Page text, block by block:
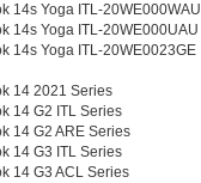
14s Yoga ITL-20WE000WAU
14s Yoga ITL-20WE000UAU
14s Yoga ITL-20WE0023GE
14 2021 Series
14 G2 ITL Series
14 G2 ARE Series
14 G3 ITL Series
14 G3 ACL Series